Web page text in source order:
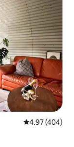
औसत रेटिंग 5 में से
4.97 (404)